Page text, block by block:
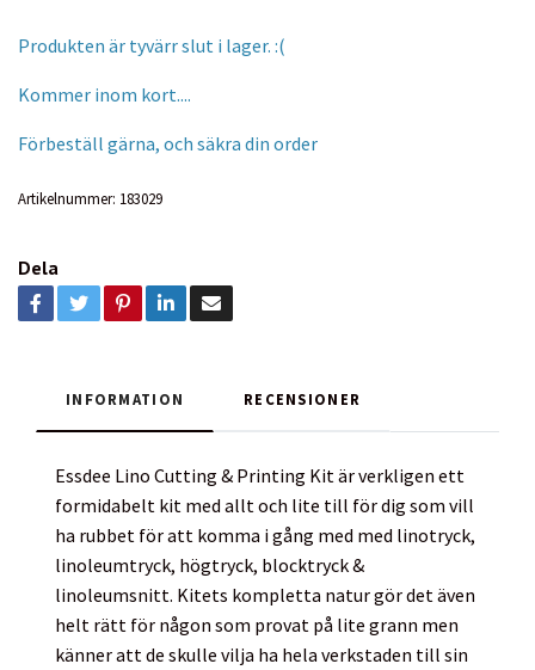
Produkten är tyvärr slut i lager. :(
Kommer inom kort....
Förbeställ gärna, och säkra din order
Artikelnummer: 183029
Dela
INFORMATION RECENSIONER
Essdee Lino Cutting & Printing Kit är verkligen ett
formidabelt kit med allt och lite till för dig som vill
ha rubbet för att komma i gång med med linotryck,
linoleumtryck, högtryck, blocktryck &
linoleumsnitt. Kitets kompletta natur gör det även
helt rätt för någon som provat på lite grann men
känner att de skulle vilja ha hela verkstaden till sin